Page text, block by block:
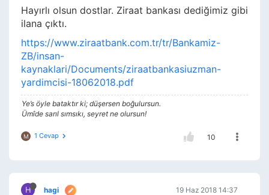
Hayırlı olsun dostlar. Ziraat bankası dediğimiz gibi
ilana çıktı.
https://www.ziraatbank.com.tr/tr/Bankamiz-
ZB/insan-
kaynaklari/Documents/ziraatbankasiuzman-
yardimcisi-18062018.pdf
Ye’s öyle bataktır ki; düşersen boğulursun.
Ümîde sarıl sımsıkı, seyret ne olursun!
M 1 Cevap 10
H hagi 19 Haz 2018 14:37